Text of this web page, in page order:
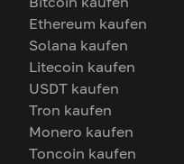
Ethereum kaufen
Solana kaufen
Litecoin kaufen
USDT kaufen
Tron kaufen
Monero kaufen
Toncoin kaufen